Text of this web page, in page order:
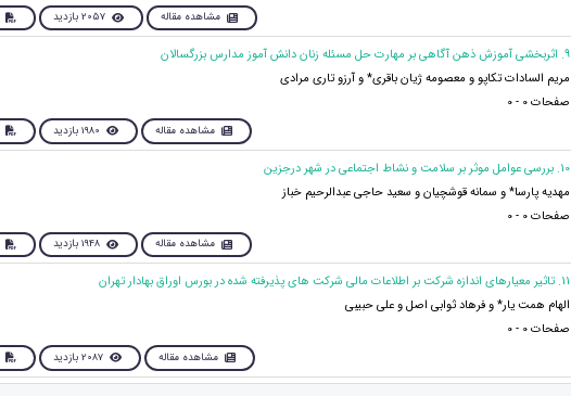
مشاهده مقاله 2057 بازدید
9. اثربخشی آموزش ذهن آگاهی بر مهارت حل مسئله زنان دانش آموز مدارس بزرگسالان
مریم السادات تکاپو و معصومه ژیان باقری* و آرزو تاری مرادی
صفحات 0 - 0
مشاهده مقاله 1980 بازدید
10. بررسی عوامل موثر بر سلامت و نشاط اجتماعی در شهر درجزین
مهدیه پارسا* و سمانه قوشچیان و سعید حاجی عبدالرحیم خباز
صفحات 0 - 0
مشاهده مقاله 1948 بازدید
11. تاثیر معیارهای اندازه شرکت بر اطلاعات مالی شرکت های پذیرفته شده در بورس اوراق بهادار تهران
الهام همت یار* و فرهاد ثوابی اصل و علی حبیبی
صفحات 0 - 0
مشاهده مقاله 2087 بازدید